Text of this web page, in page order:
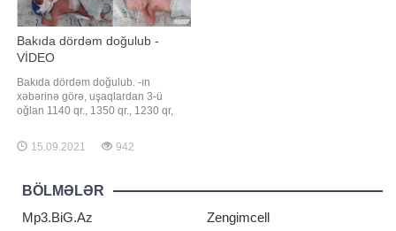
Bakıda dördəm doğulub -
VİDEO
Bakıda dördəm doğulub. -ın
xəbərinə görə, uşaqlardan 3-ü
oğlan 1140 qr., 1350 qr., 1230 qr,
sakinləri olan 30 yaşlı Ülviyyə
Sofiyeva və 32 yaşlı Huseynbala
uşaqlar onların ilk övladlarıdır.
Qeysəriyyə əməliyyatı ilə doğulan
15.09.2021 942
BÖLMƏLƏR
Mp3.BiG.Az
Zengimcell